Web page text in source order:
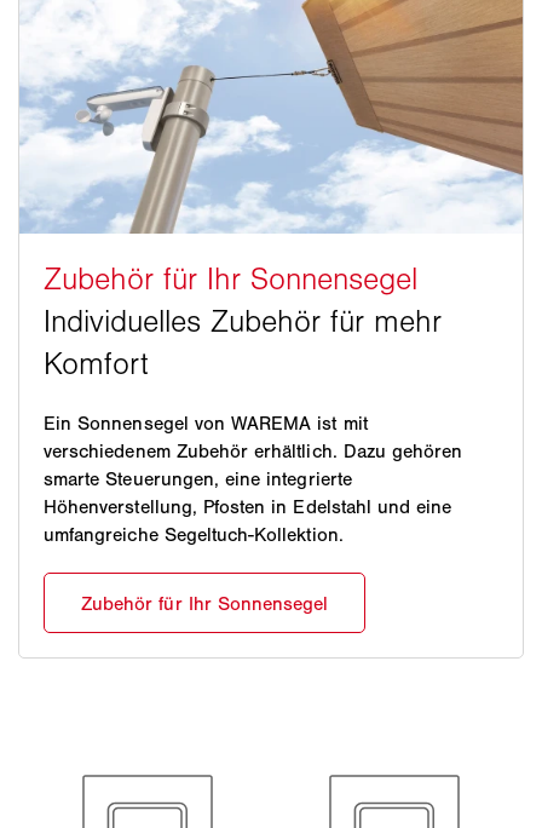
Ein Sonnensegel von WAREMA ist mit
verschiedenem Zubehör erhältlich. Dazu gehören
smarte Steuerungen, eine integrierte
Höhenverstellung, Pfosten in Edelstahl und eine
umfangreiche Segeltuch-Kollektion.